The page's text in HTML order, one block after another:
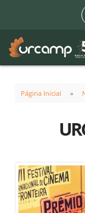
Página Inicial